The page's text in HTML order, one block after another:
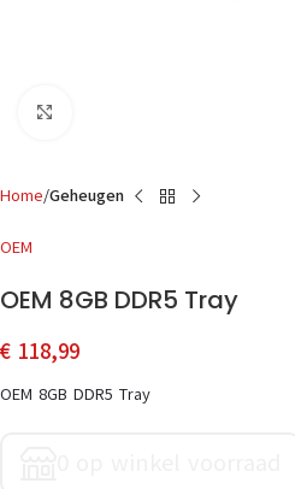
Home Geheugen
OEM
OEM 8GB DDR5 Tray
€ 118,99
OEM 8GB DDR5 Tray